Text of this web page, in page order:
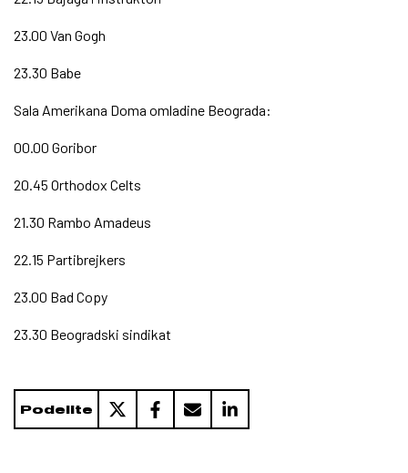
23.00 Van Gogh
23.30 Babe
Sala Amerikana Doma omladine Beograda:
00.00 Goribor
20.45 Orthodox Celts
21.30 Rambo Amadeus
22.15 Partibrejkers
23.00 Bad Copy
23.30 Beogradski sindikat
Podelite